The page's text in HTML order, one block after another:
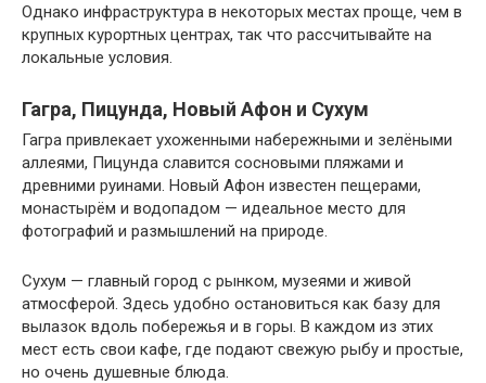
Однако инфраструктура в некоторых местах проще, чем в
крупных курортных центрах, так что рассчитывайте на
локальные условия.
Гагра, Пицунда, Новый Афон и Сухум
Гагра привлекает ухоженными набережными и зелёными
аллеями, Пицунда славится сосновыми пляжами и
древними руинами. Новый Афон известен пещерами,
монастырём и водопадом — идеальное место для
фотографий и размышлений на природе.
Сухум — главный город с рынком, музеями и живой
атмосферой. Здесь удобно остановиться как базу для
вылазок вдоль побережья и в горы. В каждом из этих
мест есть свои кафе, где подают свежую рыбу и простые,
но очень душевные блюда.